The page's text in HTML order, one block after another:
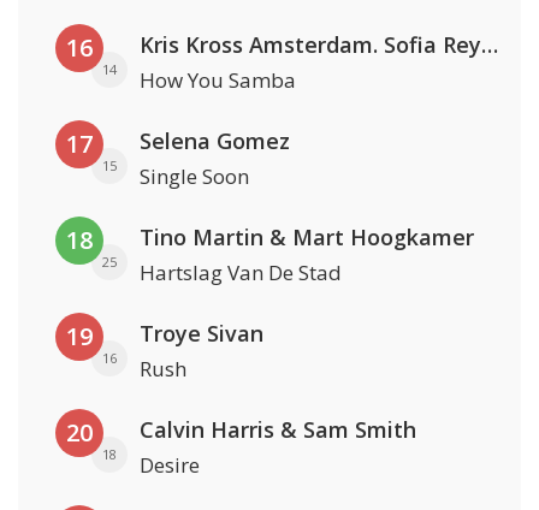
16
14
Kris Kross Amsterdam. Sofia Reyes & Tinie Tempah
How You Samba
17
15
Selena Gomez
Single Soon
18
25
Tino Martin & Mart Hoogkamer
Hartslag Van De Stad
19
16
Troye Sivan
Rush
20
18
Calvin Harris & Sam Smith
Desire